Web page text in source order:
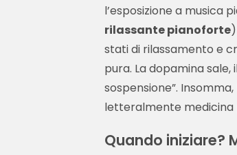
l’esposizione a musica
rilassante pianoforte
stati di rilassamento e
pura. La dopamina
sospensione”. Insomma,
letteralmente medicina
Quando iniziare?